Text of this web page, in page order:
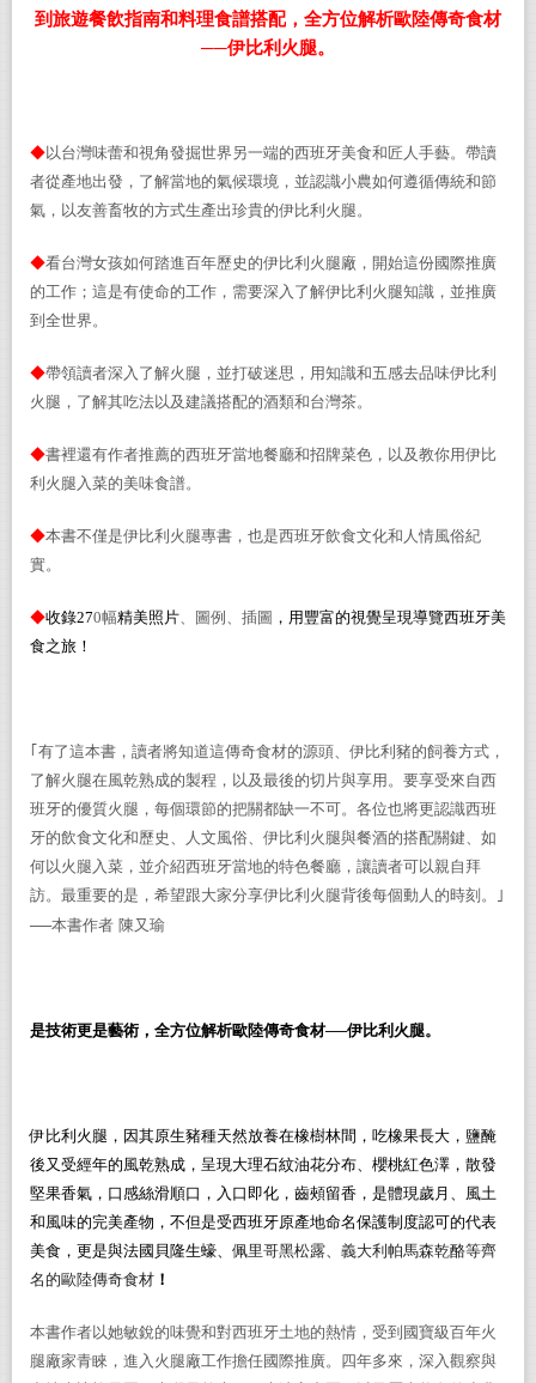
到旅遊餐飲指南和料理食譜搭配 ，全方位解析歐陸傳奇食材
──伊比利火腿。
◆以台灣味蕾和視角發掘世界另一端的西班牙美食和匠人手藝。帶讀
者從產地出發，了解當地的氣候環境，並認識小農如何遵循傳統和節
氣，以友善畜牧的方式生產出珍貴的伊比利火腿。
◆看台灣女孩如何踏進百年歷史的伊比利火腿廠，開始這份國際推廣
的工作；這是有使命的工作，需要深入了解伊比利火腿知識，並推廣
到全世界。
◆帶領讀者深入了解火腿，並打破迷思，用知識和五感去品味伊比利
火腿，了解其吃法以及建議搭配的酒類和台灣茶。
◆書裡還有作者推薦的西班牙當地餐廳和招牌菜色，以及教你用伊比
利火腿入菜的美味食譜。
◆本書不僅是伊比利火腿專書，也是西班牙飲食文化和人情風俗紀
實。
◆收錄270幅精美照片、圖例、插圖 ， 用豐富的視覺呈現導覽西班牙美
食之旅 ！
｢有了這本書，讀者將知道這傳奇食材的源頭、伊比利豬的飼養方式，
了解火腿在風乾熟成的製程，以及最後的切片與享用。要享受來自西
班牙的優質火腿，每個環節的把關都缺一不可。各位也將更認識西班
牙的飲食文化和歷史、人文風俗、伊比利火腿與餐酒的搭配關鍵、如
何以火腿入菜，並介紹西班牙當地的特色餐廳，讓讀者可以親自拜
訪。最重要的是，希望跟大家分享伊比利火腿背後每個動人的時刻。｣
──本書作者 陳又瑜
是技術更是藝術，全方位解析歐陸傳奇食材──伊比利火腿。
伊比利火腿，因其原生豬種天然放養在橡樹林間，吃橡果長大，鹽醃
後又受經年的風乾熟成，呈現大理石紋油花分布、櫻桃紅色澤，散發
堅果香氣，口感絲滑順口，入口即化，齒頰留香，是體現歲月、風土
和風味的完美產物，不但是受西班牙原產地命名保護制度認可的代表
美食，更是與法國貝隆生蠔、 佩里哥黑松露、義大利帕馬森乾酪等齊
名的歐陸傳奇食材 ！
本書作者以她敏銳的味覺和對西班牙土地的熱情，受到國寶級百年火
腿廠家青睞，進入火腿廠工作擔任國際推廣。四年多來，深入觀察與